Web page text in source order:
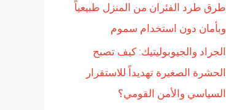
طرق طرد الفئران من المنزل طبيعياً
وبأمان دون استخدام سموم
الجراد والجيوبوليتيك: كيف تصبح
الحشرة الصغيرة تهديداً للاستقرار
السياسي والأمن القومي؟